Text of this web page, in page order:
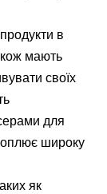
в
мають
своїх
для
широку
як